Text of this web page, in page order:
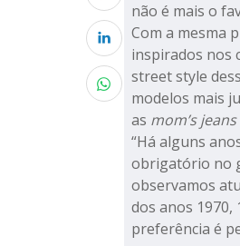
não é mais o
Com a mesma
inspirados nos
street style
modelos mais
as mom’s jeans
“Há alguns
obrigatório no
observamos
dos anos 1970,
preferência é